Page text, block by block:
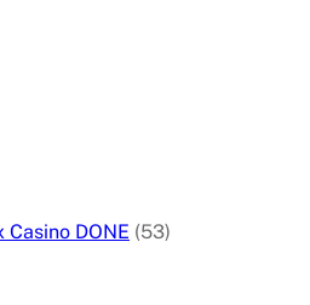
Casino DONE (53)